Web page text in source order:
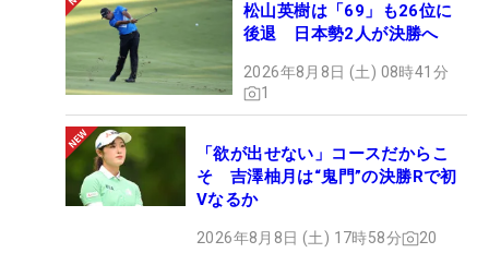
松山英樹は「69」も26位に
後退 日本勢2人が決勝へ
2026年8月8日 (土) 08時41分
1
「欲が出せない」コースだからこ
そ 吉澤柚月は“鬼門”の決勝Rで初
Vなるか
2026年8月8日 (土) 17時58分 20